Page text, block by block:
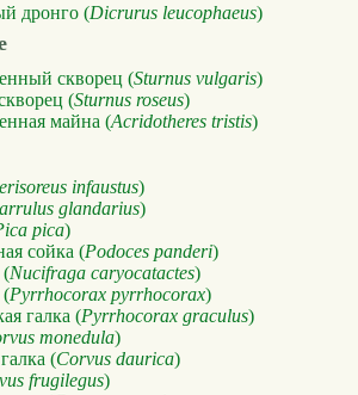
дронго (Dicrurus leucophaeus)
скворец (Sturnus vulgaris)
(Sturnus roseus)
майна (Acridotheres tristis)
infaustus)
glandarius)
pica)
сойка (Podoces panderi)
(Nucifraga caryocatactes)
(Pyrrhocorax pyrrhocorax)
галка (Pyrrhocorax graculus)
monedula)
(Corvus daurica)
frugilegus)